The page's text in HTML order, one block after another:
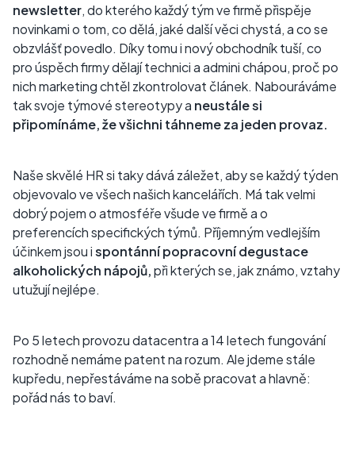
newsletter, do kterého každý tým ve firmě přispěje
novinkami o tom, co dělá, jaké další věci chystá, a co se
obzvlášť povedlo. Díky tomu i nový obchodník tuší, co
pro úspěch firmy dělají technici a admini chápou, proč po
nich marketing chtěl zkontrolovat článek. Nabouráváme
tak svoje týmové stereotypy a neustále si
připomínáme, že všichni táhneme za jeden provaz.
Naše skvělé HR si taky dává záležet, aby se každý týden
objevovalo ve všech našich kancelářích. Má tak velmi
dobrý pojem o atmosféře všude ve firmě a o
preferencích specifických týmů. Příjemným vedlejším
účinkem jsou ispontánní popracovní degustace
alkoholických nápojů,při kterých se, jak známo, vztahy
utužují nejlépe.
Po 5 letech provozu datacentra a 14 letech fungování
rozhodně nemáme patent na rozum. Ale jdeme stále
kupředu, nepřestáváme na sobě pracovat a hlavně:
pořád nás to baví.